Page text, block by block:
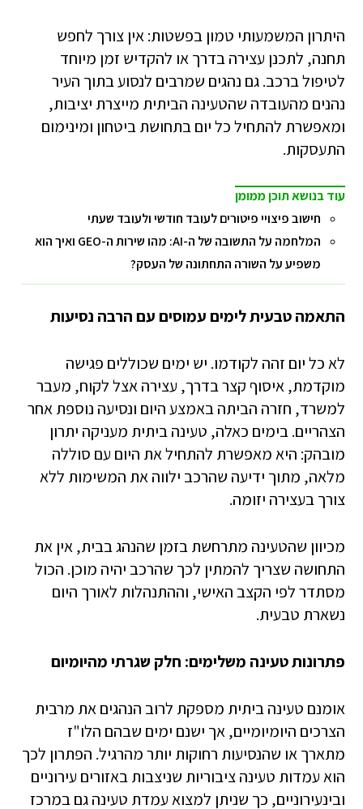
היתרון המשמעותי טמון בפשטות: אין צורך לחפש
תחנה, לתכנן עצירה בדרך או להקדיש זמן מיוחד
לטיפול ברכב. גם נהגים שמרבים לנסוע בתוך העיר
נהנים מהעובדה שהטעינה הביתית מייצרת יציבות,
ומאפשרת להתחיל כל יום בתחושת ביטחון ומינימום
התעסקות.
עוד בנושא תוכן ממומן
חישוב פיצויי פיטורים לעובד חודשי ולעובד שעתי
המלחמה על התשובה של ה-AI: מהו שירות ה-GEO ואיך הוא
משפיע על השורה התחתונה של העסק?
התאמה טבעית לימים עמוסים עם הרבה נסיעות
לא כל יום זהה לקודמו. יש ימים שכוללים פגישה
מוקדמת, איסוף קצר בדרך, עצירה אצל לקוח, מעבר
למשרד, חזרה הביתה באמצע היום ונסיעה נוספת אחר
הצהריים. בימים כאלה, טעינה ביתית מעניקה יתרון
מובהק: היא מאפשרת להתחיל את היום עם סוללה
מלאה, מתוך ידיעה שהרכב ילווה את המשימות ללא
צורך בעצירה יזומה.
מכיוון שהטעינה מתרחשת בזמן שהנהג בבית, אין את
התחושה שצריך להמתין לכך שהרכב יהיה מוכן. הכול
מסתדר לפי הקצב האישי, וההתנהלות לאורך היום
נשארת טבעית.
פתרונות טעינה משלימים: חלק שגרתי מהיומיום
אומנם טעינה ביתית מספקת לרוב הנהגים את מרבית
הצרכים היומיומיים, אך ישנם ימים שבהם הלו"ז
מתארך או שהנסיעות רחוקות יותר מהרגיל. הפתרון לכך
הוא עמדות טעינה ציבוריות שניצבות באזורים עירוניים
ובינעירוניים, כך שניתן למצוא עמדת טעינה גם במרכז